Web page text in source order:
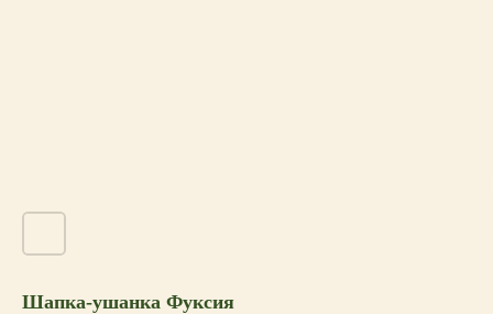
Шапка-ушанка Фуксия